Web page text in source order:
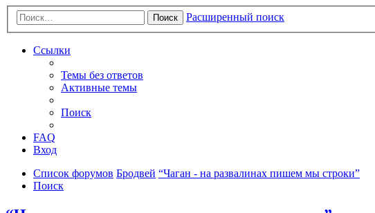
Поиск Расширенный поиск
Ссылки
Темы без ответов
Активные темы
Поиск
FAQ
Вход
Список форумов Бродвей “Чаган - на развалинах пишем мы строки”
Поиск